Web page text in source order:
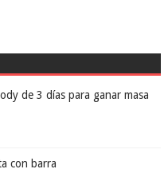
de 3 días para ganar masa
con barra